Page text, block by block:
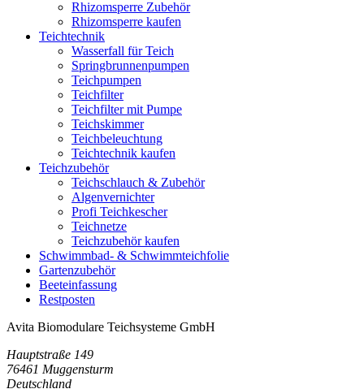
Rhizomsperre Zubehör
Rhizomsperre kaufen
Teichtechnik
Wasserfall für Teich
Springbrunnenpumpen
Teichpumpen
Teichfilter
Teichfilter mit Pumpe
Teichskimmer
Teichbeleuchtung
Teichtechnik kaufen
Teichzubehör
Teichschlauch & Zubehör
Algenvernichter
Profi Teichkescher
Teichnetze
Teichzubehör kaufen
Schwimmbad- & Schwimmteichfolie
Gartenzubehör
Beeteinfassung
Restposten
Avita Biomodulare Teichsysteme GmbH
Hauptstraße 149
76461 Muggensturm
Deutschland